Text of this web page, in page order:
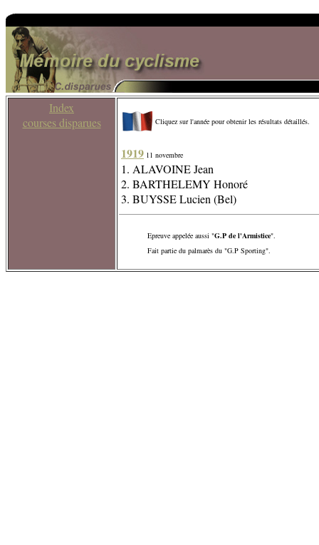
Index
courses disparues
Cliquez sur l'année pour obtenir les résultats détaillés.
1919 11 novembre
1. ALAVOINE Jean
2. BARTHELEMY Honoré
3. BUYSSE Lucien (Bel)
Epreuve appelée aussi "G.P de l'Armistice".
Fait partie du palmarès du "G.P Sporting".